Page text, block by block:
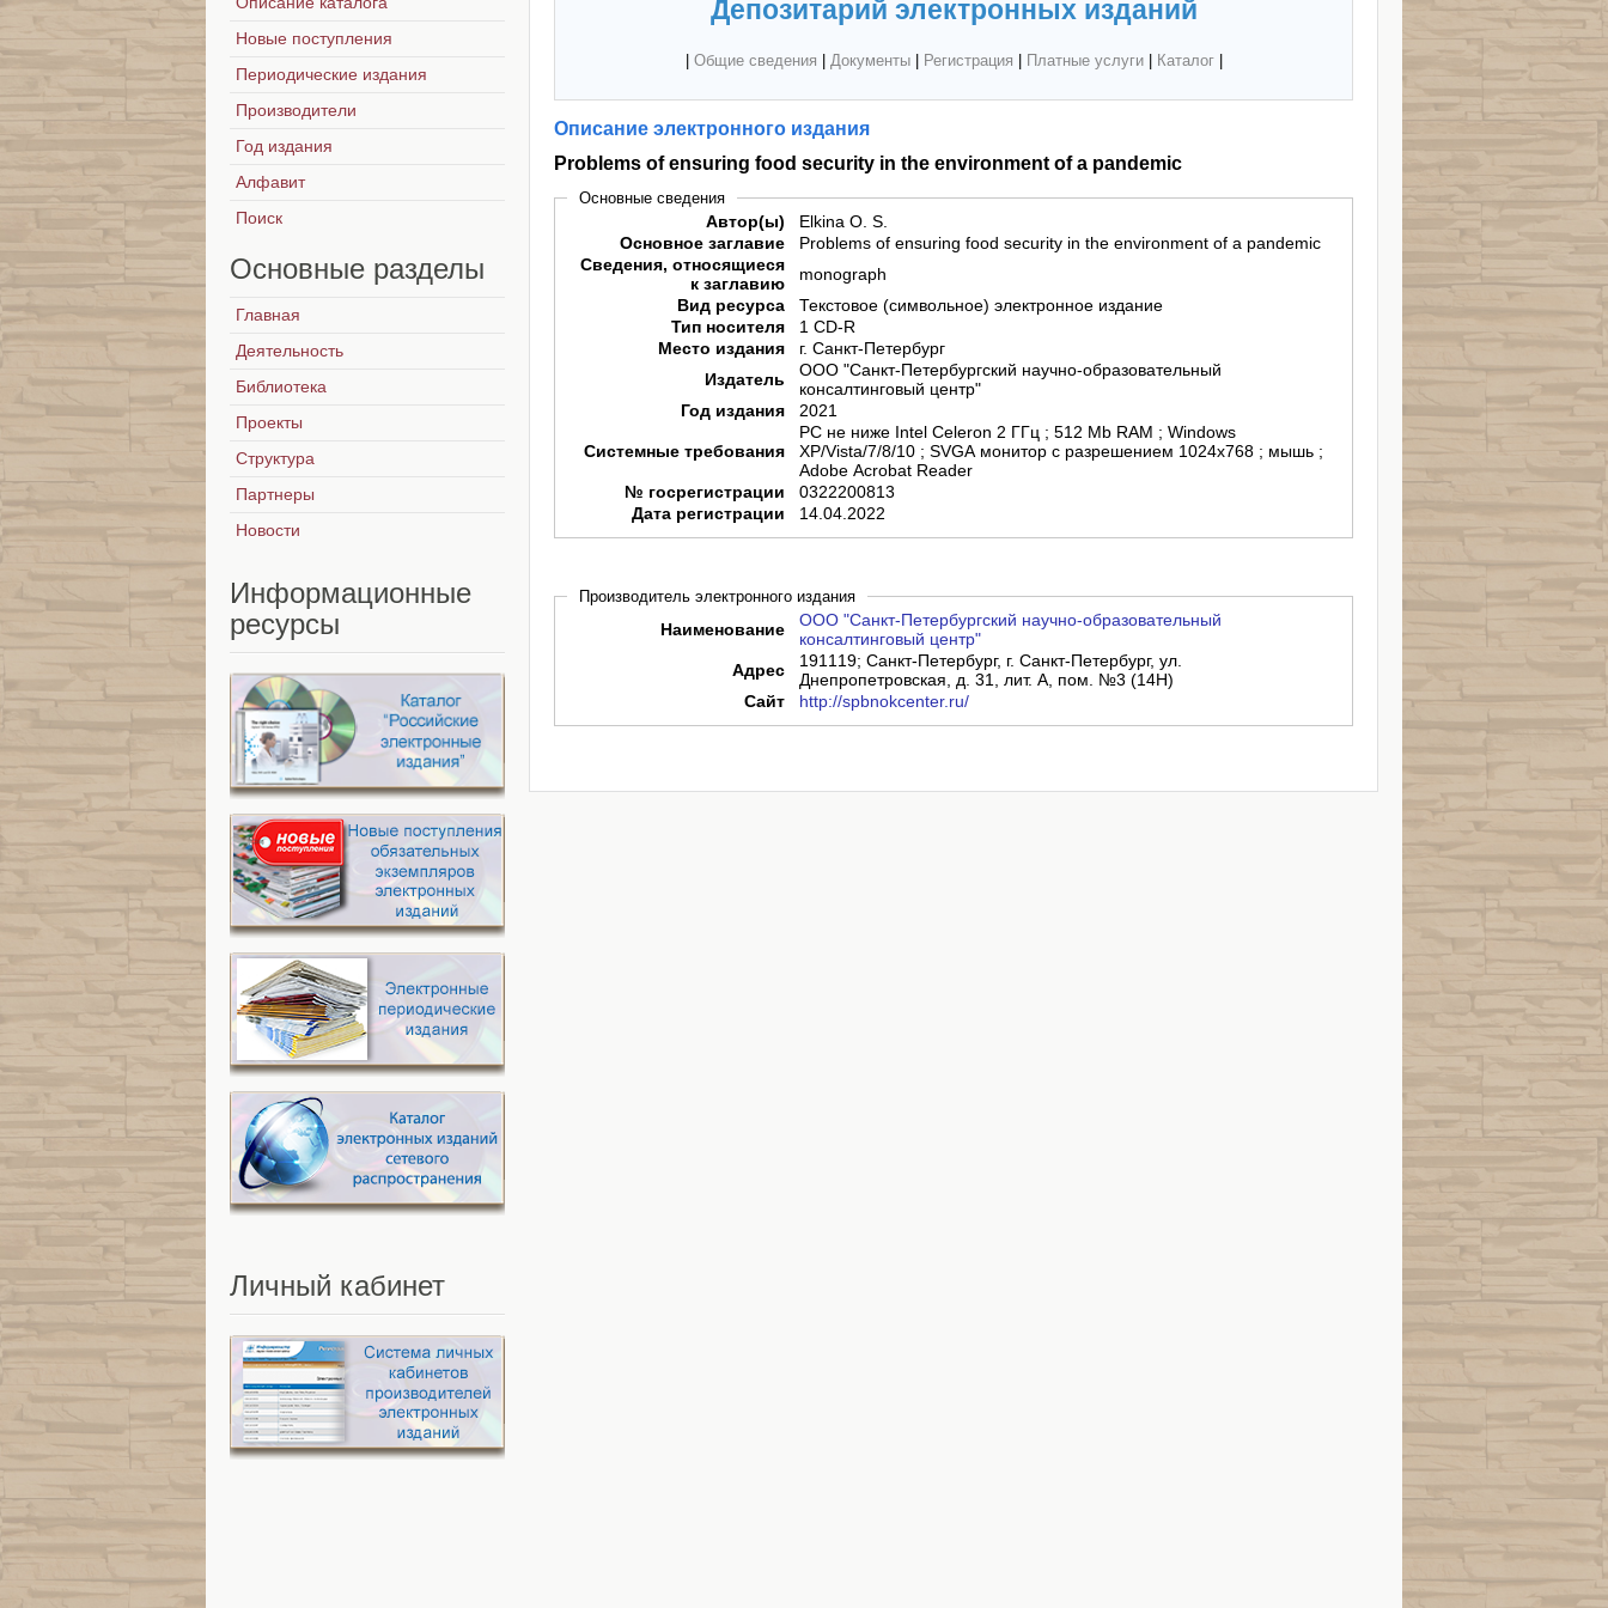
Депозитарий электронных изданий
Общие сведения Документы| Регистрация Платные услуги| Каталог|
Описание электронного издания
Problems of ensuring food security in the environment of a pandemic
Основные сведения
Автор(ы)
Elkina O. S.
Основное заглавие
Problems of ensuring food security in the environment of a pandemic
Сведения, относящиеся
к заглавию
monograph
Вид ресурса
Текстовое (символьное) электронное издание
Тип носителя
1 CD-R
Место издания
г. Санкт-Петербург
Издатель
ООО "Санкт-Петербургский научно-образовательный
консалтинговый центр"
Год издания
2021
Системные требования
PC не ниже Intel Celeron 2 ГГц ; 512 Мb RAM ; Windows
XP/Vista/7/8/10 ; SVGA монитор с разрешением 1024х768 ; мышь ;
Adobe Acrobat Reader
№ госрегистрации
0322200813
Дата регистрации
14.04.2022
Производитель электронного издания
Наименование
ООО "Санкт-Петербургский научно-образовательный
консалтинговый центр"
Адрес
191119; Санкт-Петербург, г. Санкт-Петербург, ул.
Днепропетровская, д. 31, лит. А, пом. №3 (14Н)
Сайт
http://spbnokcenter.ru/
Новые поступления
Периодические издания
Производители
Год издания
Алфавит
Поиск
Основные разделы
Главная
Деятельность
Библиотека
Проекты
Структура
Партнеры
Новости
Информационные
ресурсы
Личный кабинет